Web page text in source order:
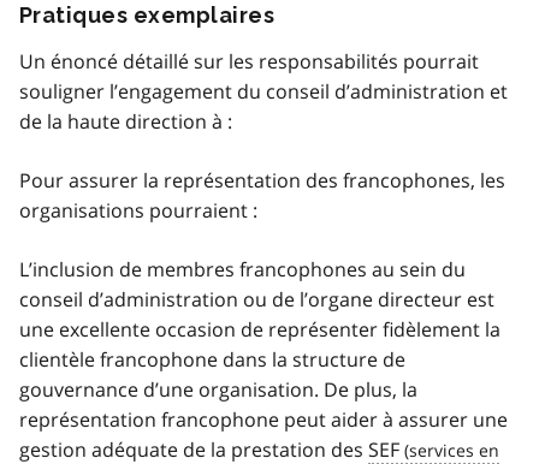
Pratiques exemplaires
Un énoncé détaillé sur les responsabilités pourrait
souligner l’engagement du conseil d’administration et
de la haute direction à :
Pour assurer la représentation des francophones, les
organisations pourraient :
L’inclusion de membres francophones au sein du
conseil d’administration ou de l’organe directeur est
une excellente occasion de représenter fidèlement la
clientèle francophone dans la structure de
gouvernance d’une organisation. De plus, la
représentation francophone peut aider à assurer une
gestion adéquate de la prestation des SEF